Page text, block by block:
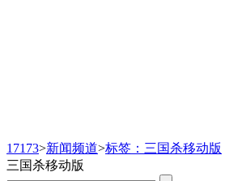
17173>新闻频道>标签：三国杀移动版
三国杀移动版